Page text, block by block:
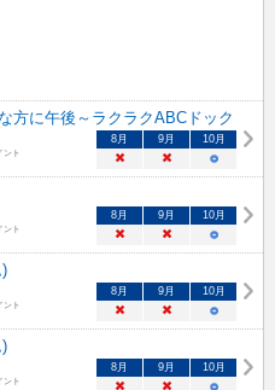
方に午後～ラクラクABCドック
ント
8 月 9 月 10月
× × ○
ント
8 月 9 月 10月
× × ○
ント
8 月 9 月 10月
× × ○
ント
8 月 9 月 10月
× × ○